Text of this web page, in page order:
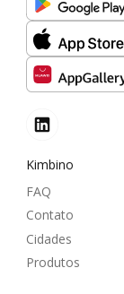
Kimbino
FAQ
Contato
Cidades
Produtos